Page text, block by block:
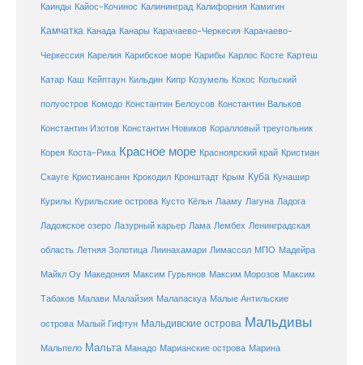
Каинды Кайос-Кочинос Калининград Калифорния Камигин
Камчатка Канада Канары Карачаево-Черкесия Карачаево-
Черкессия Карелия Карибское море Карибы Карлос Косте Картеш
Катар Каш Кейптаун Кильдин Кипр Козумель Кокос Кольский
полуостров Комодо Константин Белоусов Константин Вальков
Константин Изотов Константин Новиков Коралловый треугольник
Корея Коста-Рика Красное море Красноярский край Кристиан
Скауге Кристиансанн Крокодил Кронштадт Крым Куба Кунашир
Курилы Курильские острова Кусто Кёльн Лааму Лагуна Ладога
Ладожское озеро Лазурный карьер Лама Лембех Ленинградская
область Летняя Золотица Лиинахамари Лимассол МПО Мадейра
Майкл Оу Македония Максим Гурьянов Максим Морозов Максим
Табаков Малави Малайзия Малапаскуа Малые Антильские
острова Малый Гифтун Мальдивские острова Мальдивы
Мальпело Мальта Манадо Марианские острова Марина